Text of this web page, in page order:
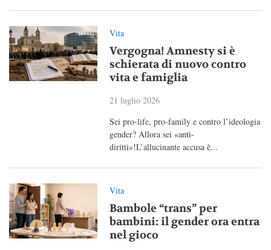
Vita
Vergogna! Amnesty si è
schierata di nuovo contro
vita e famiglia
21 luglio 2026
Sei pro-life, pro-family e contro l’ideologia
gender? Allora sei «anti-
diritti»!L’allucinante accusa è...
Vita
Bambole “trans” per
bambini: il gender ora entra
nel gioco